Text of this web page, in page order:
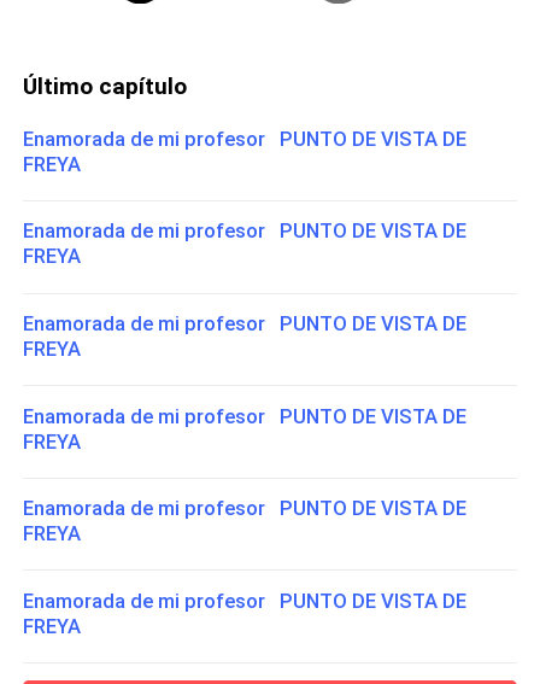
Último capítulo
Enamorada de mi profesor PUNTO DE VISTA DE
FREYA
Enamorada de mi profesor PUNTO DE VISTA DE
FREYA
Enamorada de mi profesor PUNTO DE VISTA DE
FREYA
Enamorada de mi profesor PUNTO DE VISTA DE
FREYA
Enamorada de mi profesor PUNTO DE VISTA DE
FREYA
Enamorada de mi profesor PUNTO DE VISTA DE
FREYA